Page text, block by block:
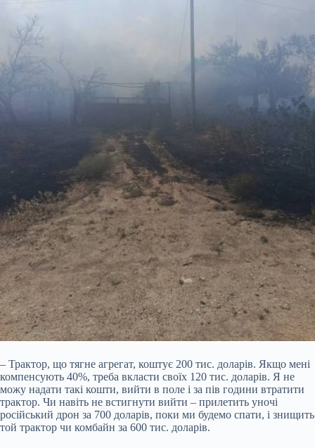
– Трактор, що тягне агрегат, коштує 200 тис. доларів. Якщо мені
компенсують 40%, треба вкласти своїх 120 тис. доларів. Я не
можу надати такі кошти, вийти в поле і за пів години втратити
трактор. Чи навіть не встигнути вийти – прилетить уночі
російський дрон за 700 доларів, поки ми будемо спати, і знищить
той трактор чи комбайн за 600 тис. доларів.